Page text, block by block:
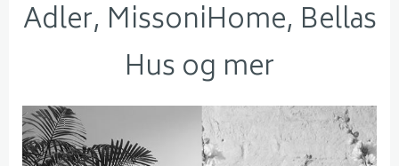
Adler, MissoniHome, Bellas
Hus og mer